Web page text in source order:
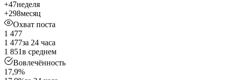
+47неделя
+298месяц
Охват поста
1 477
1 477за 24 часа
1 851в среднем
Вовлечённость
17,9%